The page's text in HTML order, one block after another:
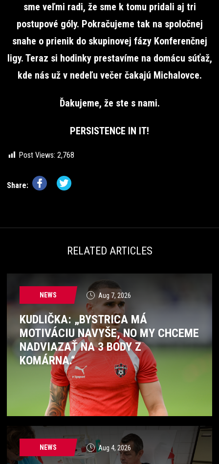
sme veľmi radi, že sme k tomu pridali aj tri
postupové góly. Pokračujeme tak na spoločnej
snahe o prienik do skupinovej fázy Konferenčnej
ligy. Teraz si hodinky prestavíme na domácu súťaž,
kde nás už v nedeľu večer čakajú Michalovce.
Ďakujeme, že ste s nami.
PERSISTENCE IN IT!
Post Views: 2,768
Share:
RELATED ARTICLES
NEWS Aug 7, 2026
KUDLIČKA: „BYSTRICA MÁ
MOTIVÁCIU NAVYŠE, NO MY CHCEME
NADVIAZAŤ NA 3 BODY Z
KOMÁRNA.“
NEWS Aug 4, 2026